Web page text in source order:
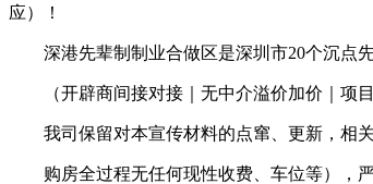
应）！
深港先辈制制业合做区是深圳市20个沉点先
（开辟商间接对接｜无中介溢价加价｜项目
我司保留对本宣传材料的点窜、更新，相关
购房全过程无任何现性收费、车位等），严